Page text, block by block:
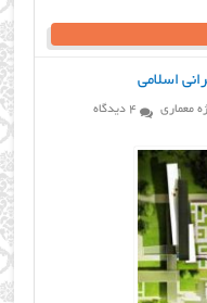
اسلامی
معماری 4 دیدگاه